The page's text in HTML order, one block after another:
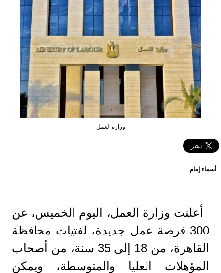
وزارة العمل
أسماء إمام
أعلنت وزارة العمل، اليوم الخميس، عن
300 فرصة عمل جديدة، لفتيات محافظة
القاهرة، من 18 إلى 35 سنة، من أصحاب
المؤهلات العليا والمتوسطة، ويمكن